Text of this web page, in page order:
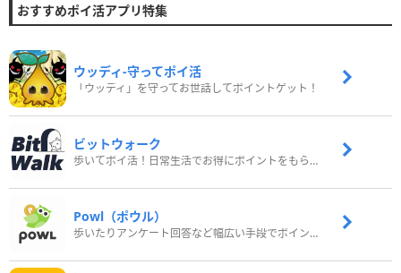
おすすめポイ活アプリ特集
ウッディ‐守ってポイ活
「ウッディ」を守ってお世話してポイントゲット！
ビットウォーク
歩いてポイ活！日常生活でお得にポイントをもらおう
Powl（ポウル）
歩いたりアンケート回答など幅広い手段でポイントをゲット